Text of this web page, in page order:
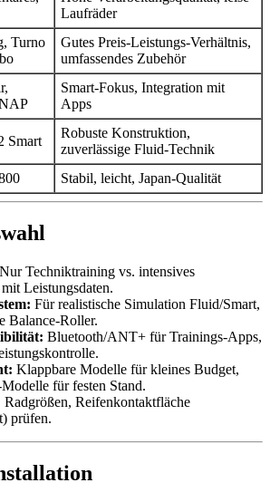
Laufräder
Turno
Gutes Preis-Leistungs-Verhältnis,
umfassendes Zubehör
Smart-Fokus, Integration mit
Apps
Smart
Robuste Konstruktion,
zuverlässige Fluid-Technik
Stabil, leicht, Japan-Qualität
Nur Techniktraining vs. intensives
Leistungsdaten.
Für realistische Simulation Fluid/Smart,
Balance-Roller.
Bluetooth/ANT+ für Trainings-Apps,
Klappbare Modelle für kleines Budget,
für festen Stand.
Radgrößen, Reifenkontaktfläche
prüfen.